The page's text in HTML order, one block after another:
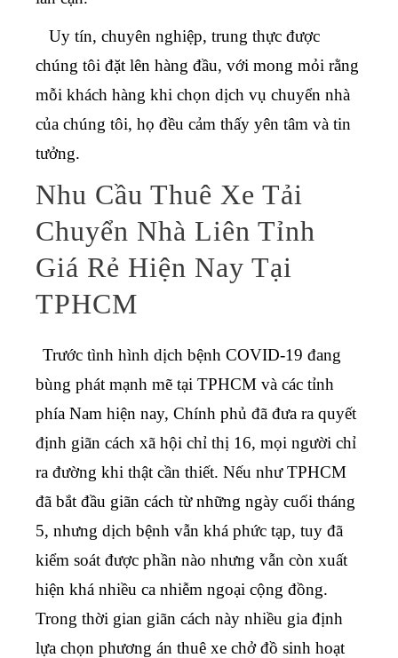
Uy tín, chuyên nghiệp, trung thực được
chúng tôi đặt lên hàng đầu, với mong mỏi rằng
mỗi khách hàng khi chọn dịch vụ chuyển nhà
của chúng tôi, họ đều cảm thấy yên tâm và tin
tưởng.
Nhu Cầu Thuê Xe Tải
Chuyển Nhà Liên Tỉnh
Giá Rẻ Hiện Nay Tại
TPHCM
Trước tình hình dịch bệnh COVID-19 đang
bùng phát mạnh mẽ tại TPHCM và các tỉnh
phía Nam hiện nay, Chính phủ đã đưa ra quyết
định giãn cách xã hội chỉ thị 16, mọi người chỉ
ra đường khi thật cần thiết. Nếu như TPHCM
đã bắt đầu giãn cách từ những ngày cuối tháng
5, nhưng dịch bệnh vẫn khá phức tạp, tuy đã
kiểm soát được phần nào nhưng vẫn còn xuất
hiện khá nhiều ca nhiễm ngoại cộng đồng.
Trong thời gian giãn cách này nhiều gia định
lựa chọn phương án thuê xe chở đồ sinh hoạt